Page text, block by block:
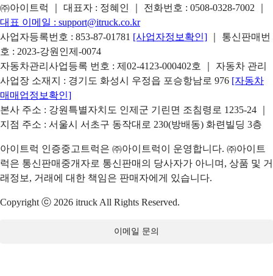
㈜아이트럭 ｜ 대표자 : 정혜인 ｜ 전화번호 : 0508-0328-7002
대표 이메일 : support@itruck.co.kr
사업자등록번호 : 853-87-01781 [사업자정보확인]
｜ 통신판매번
호 : 2023-강원인제-0074
자동차관리사업등록 번호 : 제02-4123-000402호 ｜ 자동차 관리
사업장 소재지 : 경기도 화성시 우정읍 포승항남로 976 [자동차
매매업정보확인]
본사 주소 : 강원특별자치도 인제군 기린면 조침령로 1235-24 ｜
지점 주소 : 서울시 서초구 동작대로 230(방배동) 화련빌딩 3층
아이트럭 인증중고트럭은 ㈜아이트럭이 운영합니다. ㈜아이트
럭은 통신판매중개자로 통신판매의 당사자가 아니며, 상품 및 거
래정보, 거래에 대한 책임은 판매자에게 있습니다.
Copyright ⓒ 2026 itruck All Rights Reserved.
이메일 문의